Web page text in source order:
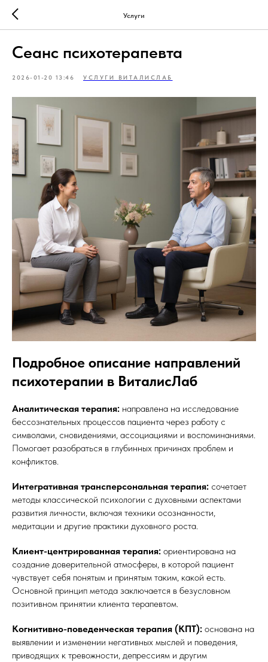
Услуги
Сеанс психотерапевта
2026-01-20 13:46 УСЛУГИ ВИТАЛИСЛАБ
Подробное описание направлений
психотерапии в ВиталисЛаб
Аналитическая терапия: направлена на исследование
бессознательных процессов пациента через работу с
символами, сновидениями, ассоциациями и воспоминаниями.
Помогает разобраться в глубинных причинах проблем и
конфликтов.
Интегративная трансперсональная терапия: сочетает
методы классической психологии с духовными аспектами
развития личности, включая техники осознанности,
медитации и другие практики духовного роста.
Клиент-центрированная терапия: ориентирована на
создание доверительной атмосферы, в которой пациент
чувствует себя понятым и принятым таким, какой есть.
Основной принцип метода заключается в безусловном
позитивном принятии клиента терапевтом.
Когнитивно-поведенческая терапия (КПТ): основана на
выявлении и изменении негативных мыслей и поведения,
приводящих к тревожности, депрессиям и другим